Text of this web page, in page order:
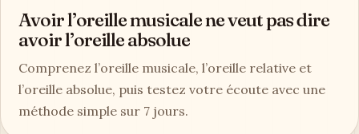
Avoir l’oreille musicale ne veut pas dire
avoir l’oreille absolue
Comprenez l’oreille musicale, l’oreille relative et
l’oreille absolue, puis testez votre écoute avec une
méthode simple sur 7 jours.